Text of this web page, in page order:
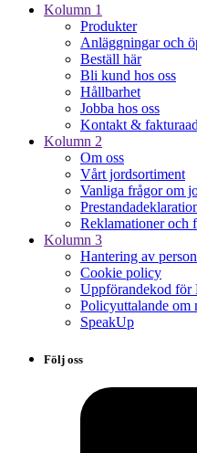
Kolumn 1
Produkter
Anläggningar och
Beställ här
Bli kund hos oss
Hållbarhet
Jobba hos oss
Kontakt &
Kolumn 2
Om oss
Vårt jordsortiment
Vanliga frågor om
Reklamationer och
Kolumn 3
Hantering av
Cookie policy
Uppförandekod för
Policyuttalande om
SpeakUp
Följ oss